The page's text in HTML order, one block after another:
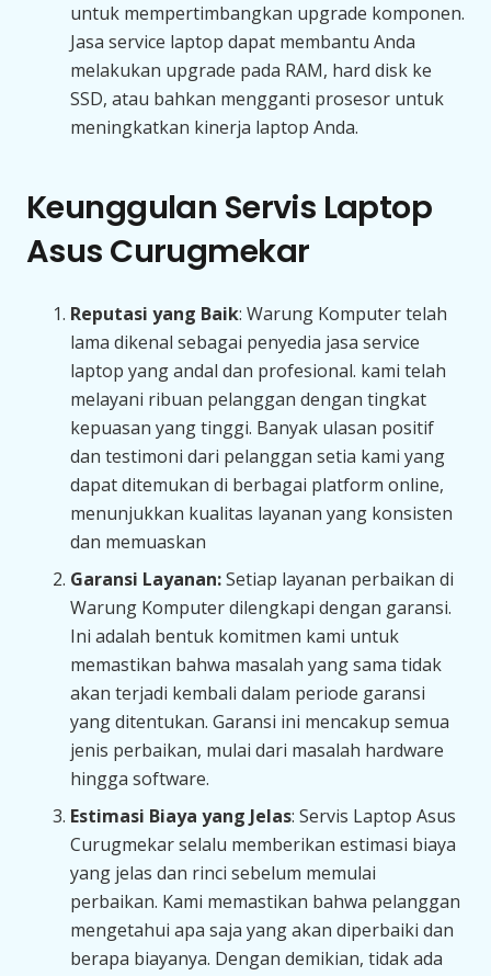
untuk mempertimbangkan upgrade komponen.
Jasa service laptop dapat membantu Anda
melakukan upgrade pada RAM, hard disk ke
SSD, atau bahkan mengganti prosesor untuk
meningkatkan kinerja laptop Anda.
Keunggulan Servis Laptop
Asus Curugmekar
Reputasi yang Baik: Warung Komputer telah
lama dikenal sebagai penyedia jasa service
laptop yang andal dan profesional. kami telah
melayani ribuan pelanggan dengan tingkat
kepuasan yang tinggi. Banyak ulasan positif
dan testimoni dari pelanggan setia kami yang
dapat ditemukan di berbagai platform online,
menunjukkan kualitas layanan yang konsisten
dan memuaskan
Garansi Layanan:Setiap layanan perbaikan di
Warung Komputer dilengkapi dengan garansi.
Ini adalah bentuk komitmen kami untuk
memastikan bahwa masalah yang sama tidak
akan terjadi kembali dalam periode garansi
yang ditentukan. Garansi ini mencakup semua
jenis perbaikan, mulai dari masalah hardware
hingga software.
Estimasi Biaya yang Jelas: Servis Laptop Asus
Curugmekar selalu memberikan estimasi biaya
yang jelas dan rinci sebelum memulai
perbaikan. Kami memastikan bahwa pelanggan
mengetahui apa saja yang akan diperbaiki dan
berapa biayanya. Dengan demikian, tidak ada